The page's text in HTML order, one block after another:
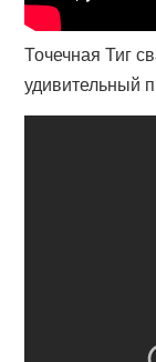
Точечная Тиг
удивительный